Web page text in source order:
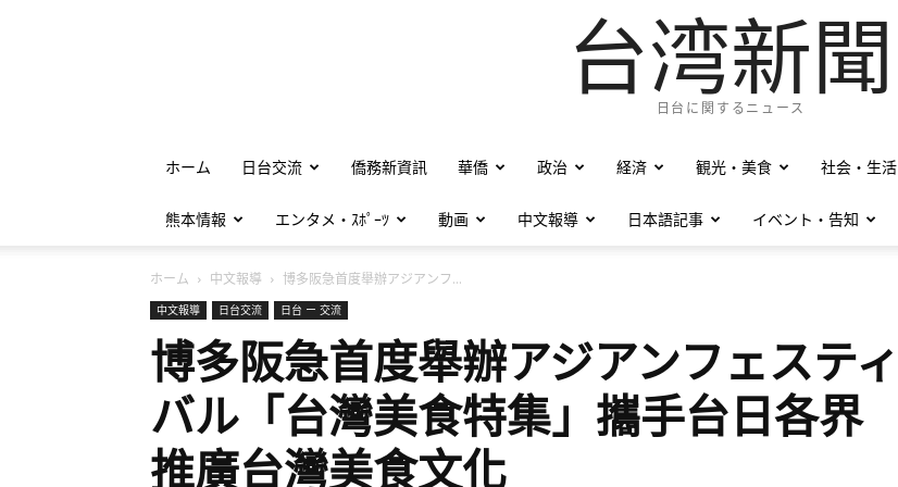
台湾新聞
日台に関するニュース
ホーム 日台交流 僑務新資訊 華僑 政治 経済 観光・美食 社会・生活
熊本情報 エンタメ・ｽﾎﾟｰﾂ 動画 中文報導 日本語記事 イベント・告知
ホーム 中文報導 博多阪急首度舉辦アジアンフ...
中文報導 日台交流 日台 ー 交流
博多阪急首度舉辦アジアンフェスティ
バル「台灣美食特集」攜手台日各界
推廣台灣美食文化